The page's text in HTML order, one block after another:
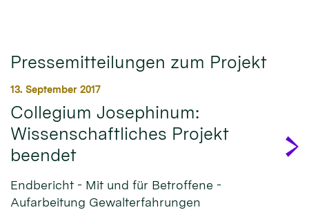
Pressemitteilungen zum Projekt
Collegium Josephinum:
Wissenschaftliches Projekt
beendet
13. September 2017
Endbericht - Mit und für Betroffene -
Aufarbeitung Gewalterfahrungen